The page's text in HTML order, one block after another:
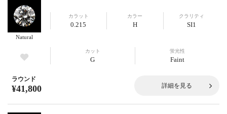
Natural
カラット
0.215
カラー
H
クラリティ
SI1
カット
G
蛍光性
Faint
ラウンド
¥41,800 詳細を見る